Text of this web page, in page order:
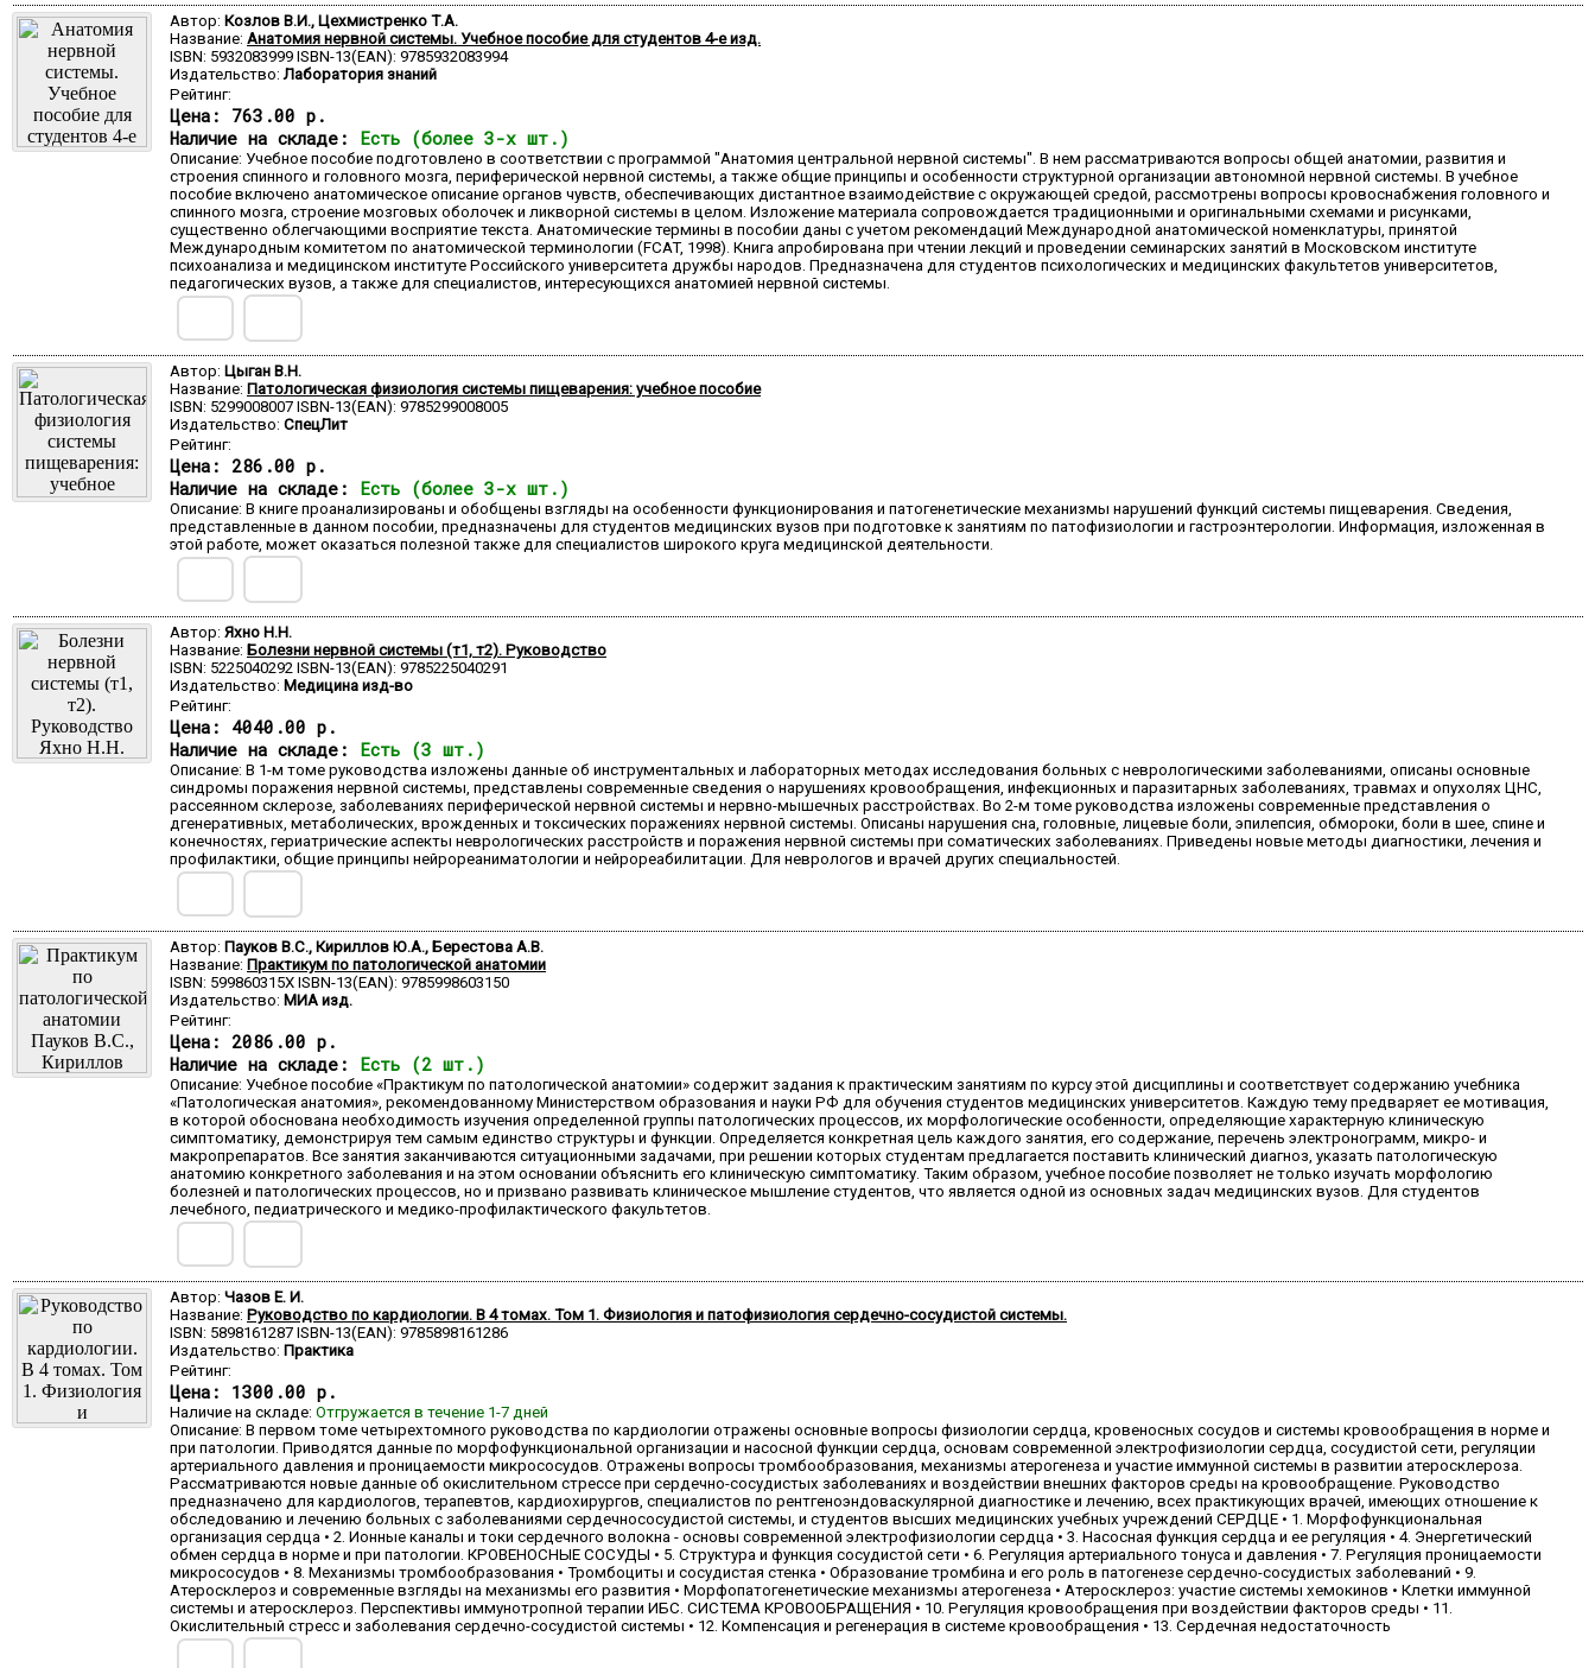
Автор: Козлов В.И., Цехмистренко Т.А.
Название: Анатомия нервной системы. Учебное пособие для студентов 4-е изд.
ISBN: 5932083999 ISBN-13(EAN): 9785932083994
Издательство:Лаборатория знаний
Рейтинг:
Цена: 763.00 р.
Наличие на складе: Есть (более 3-х шт.)
Описание: Учебное пособие подготовлено в соответствии с программой "Анатомия центральной нервной системы". В нем рассматриваются вопросы общей анатомии, развития и
строения спинного и головного мозга, периферической нервной системы, а также общие принципы и особенности структурной организации автономной нервной системы. В учебное
пособие включено анатомическое описание органов чувств, обеспечивающих дистантное взаимодействие с окружающей средой, рассмотрены вопросы кровоснабжения головного и
спинного мозга, строение мозговых оболочек и ликворной системы в целом. Изложение материала сопровождается традиционными и оригинальными схемами и рисунками,
существенно облегчающими восприятие текста. Анатомические термины в пособии даны с учетом рекомендаций Международной анатомической номенклатуры, принятой
Международным комитетом по анатомической терминологии (FCAT, 1998). Книга апробирована при чтении лекций и проведении семинарских занятий в Московском институте
психоанализа и медицинском институте Российского университета дружбы народов. Предназначена для студентов психологических и медицинских факультетов университетов,
педагогических вузов, а также для специалистов, интересующихся анатомией нервной системы.
Автор: Цыган В.Н.
Название: Патологическая физиология системы пищеварения: учебное пособие
ISBN: 5299008007 ISBN-13(EAN): 9785299008005
Издательство: СпецЛит
Рейтинг:
Цена: 286.00 р.
Наличие на складе: Есть (более 3-х шт.)
Описание: В книге проанализированы и обобщены взгляды на особенности функционирования и патогенетические механизмы нарушений функций системы пищеварения. Сведения,
представленные в данном пособии, предназначены для студентов медицинских вузов при подготовке к занятиям по патофизиологии и гастроэнтерологии. Информация, изложенная в
этой работе, может оказаться полезной также для специалистов широкого круга медицинской деятельности.
Автор: Яхно Н.Н.
Название: Болезни нервной системы (т1, т2). Руководство
ISBN: 5225040292 ISBN-13(EAN): 9785225040291
Издательство: Медицина изд-во
Рейтинг:
Цена: 4040.00 р.
Наличие на складе: Есть (3 шт.)
Описание: В 1-м томе руководства изложены данные об инструментальных и лабораторных методах исследования больных с неврологическими заболеваниями, описаны основные
синдромы поражения нервной системы, представлены современные сведения о нарушениях кровообращения, инфекционных и паразитарных заболеваниях, травмах и опухолях ЦНС,
рассеянном склерозе, заболеваниях периферической нервной системы и нервно-мышечных расстройствах. Во 2-м томе руководства изложены современные представления о
дгенеративных, метаболических, врожденных и токсических поражениях нервной системы. Описаны нарушения сна, головные, лицевые боли, эпилепсия, обмороки, боли в шее, спине и
конечностях, гериатрические аспекты неврологических расстройств и поражения нервной системы при соматических заболеваниях. Приведены новые методы диагностики, лечения и
профилактики, общие принципы нейрореаниматологии и нейрореабилитации. Для неврологов и врачей других специальностей.
Автор: Пауков В.С., Кириллов Ю.А., Берестова А.В.
Название: Практикум по патологической анатомии
ISBN: 599860315X ISBN-13(EAN): 9785998603150
Издательство: МИА изд.
Рейтинг:
Цена: 2086.00 р.
Наличие на складе: Есть (2 шт.)
Описание: Учебное пособие «Практикум по патологической анатомии» содержит задания к практическим занятиям по курсу этой дисциплины и соответствует содержанию учебника
«Патологическая анатомия», рекомендованному Министерством образования и науки РФ для обучения студентов медицинских университетов. Каждую тему предваряет ее мотивация,
в которой обоснована необходимость изучения определенной группы патологических процессов, их морфологические особенности, определяющие характерную клиническую
симптоматику, демонстрируя тем самым единство структуры и функции. Определяется конкретная цель каждого занятия, его содержание, перечень электронограмм, микро- и
макропрепаратов. Все занятия заканчиваются ситуационными задачами, при решении которых студентам предлагается поставить клинический диагноз, указать патологическую
анатомию конкретного заболевания и на этом основании объяснить его клиническую симптоматику. Таким образом, учебное пособие позволяет не только изучать морфологию
болезней и патологических процессов, но и призвано развивать клиническое мышление студентов, что является одной из основных задач медицинских вузов. Для студентов
лечебного, педиатрического и медико-профилактического факультетов.
Автор: Чазов Е. И.
Название: Руководство по кардиологии. В 4 томах. Том 1. Физиология и патофизиология сердечно-сосудистой системы.
ISBN: 5898161287 ISBN-13(EAN): 9785898161286
Издательство: Практика
Рейтинг:
Цена: 1300.00 р.
Наличие на складе: Отгружается в течение 1-7 дней
Описание: В первом томе четырехтомного руководства по кардиологии отражены основные вопросы физиологии сердца, кровеносных сосудов и системы кровообращения в норме и
при патологии. Приводятся данные по морфофункциональной организации и насосной функции сердца, основам современной электрофизиологии сердца, сосудистой сети, регуляции
артериального давления и проницаемости микрососудов. Отражены вопросы тромбообразования, механизмы атерогенеза и участие иммунной системы в развитии атеросклероза.
Рассматриваются новые данные об окислительном стрессе при сердечно-сосудистых заболеваниях и воздействии внешних факторов среды на кровообращение. Руководство
предназначено для кардиологов, терапевтов, кардиохирургов, специалистов по рентгеноэндоваскулярной диагностике и лечению, всех практикующих врачей, имеющих отношение к
обследованию и лечению больных с заболеваниями сердечнососудистой системы, и студентов высших медицинских учебных учреждений СЕРДЦЕ • 1. Морфофункциональная
организация сердца • 2. Ионные каналы и токи сердечного волокна - основы современной электрофизиологии сердца • 3. Насосная функция сердца и ее регуляция • 4. Энергетический
обмен сердца в норме и при патологии. КРОВЕНОСНЫЕ СОСУДЫ • 5. Структура и функция сосудистой сети • 6. Регуляция артериального тонуса и давления • 7. Регуляция проницаемости
микрососудов • 8. Механизмы тромбообразования • Тромбоциты и сосудистая стенка • Образование тромбина и его роль в патогенезе сердечно-сосудистых заболеваний • 9.
Атеросклероз и современные взгляды на механизмы его развития • Морфопатогенетические механизмы атерогенеза • Атеросклероз: участие системы хемокинов • Клетки иммунной
системы и атеросклероз. Перспективы иммунотропной терапии ИБС. СИСТЕМА КРОВООБРАЩЕНИЯ • 10. Регуляция кровообращения при воздействии факторов среды • 11.
Окислительный стресс и заболевания сердечно-сосудистой системы • 12. Компенсация и регенерация в системе кровообращения • 13. Сердечная недостаточность